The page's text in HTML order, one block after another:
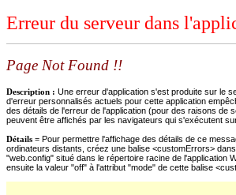
Erreur du serveur dans
Page Not Found !!
Description : Une erreur d'application s'est produite sur le
d'erreur personnalisés actuels pour cette application
des détails de l'erreur de l'application (pour des raisons de
peuvent être affichés par les navigateurs qui s'exécutent
Détails = Pour permettre l'affichage des détails de ce
ordinateurs distants, créez une balise <customErrors>
"web.config" situé dans le répertoire racine de l'application
ensuite la valeur "off" à l'attribut "mode" de cette balise